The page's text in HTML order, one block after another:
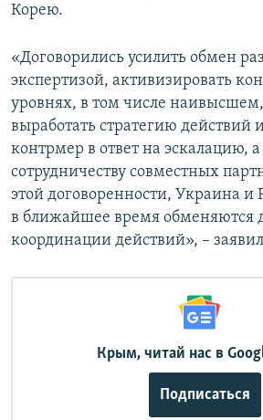
Корею.
«Договорились усилить обмен
экспертизой, активизировать
уровнях, в том числе
выработать стратегию действий
контрмер в ответ на эскалацию,
сотрудничеству совместных
этой договоренности, Украина и
в ближайшее время обменяются
координации действий», –
Крым, читай нас в
Подписаться